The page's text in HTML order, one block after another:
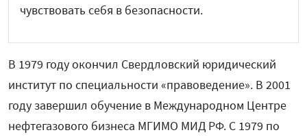
чувствовать себя в безопасности.
В 1979 году окончил Свердловский юридический
институт по специальности «правоведение». В 2001
году завершил обучение в Международном Центре
нефтегазового бизнеса МГИМО МИД РФ. С 1979 по